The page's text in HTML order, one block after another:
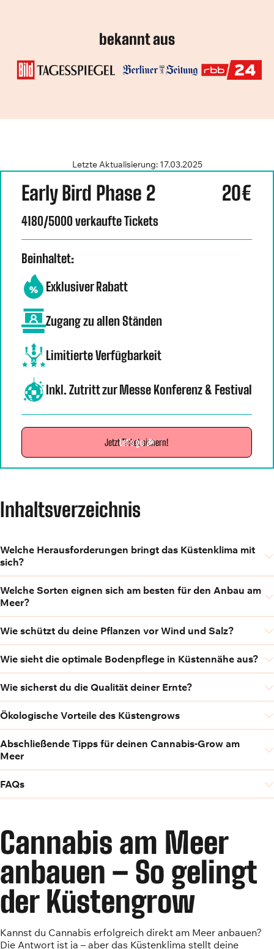
bekannt aus
Letzte Aktualisierung: 17.03.2025
Early Bird Phase 2
4180/5000 verkaufte Tickets
20€
Beinhaltet:
Exklusiver Rabatt
Zugang zu allen Ständen
Limitierte Verfügbarkeit
Inkl. Zutritt zur Messe Konferenz & Festival
Let's go 🎉
Jetzt Ticket sichern!
Inhaltsverzeichnis
Welche Herausforderungen bringt das Küstenklima mit
sich?
Welche Sorten eignen sich am besten für den Anbau am
Meer?
Wie schützt du deine Pflanzen vor Wind und Salz?
Wie sieht die optimale Bodenpflege in Küstennähe aus?
Wie sicherst du die Qualität deiner Ernte?
Ökologische Vorteile des Küstengrows
Abschließende Tipps für deinen Cannabis-Grow am
Meer
FAQs
Cannabis am Meer
anbauen – So gelingt
der Küstengrow
Kannst du Cannabis erfolgreich direkt am Meer anbauen?
Die Antwort ist ja – aber das Küstenklima stellt deine